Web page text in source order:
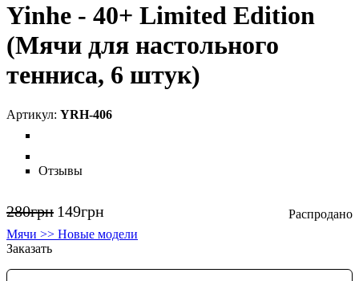
Yinhe - 40+ Limited Edition
(Мячи для настольного
тенниса, 6 штук)
YRH-406
Отзывы
280грн 149грн
Мячи >> Новые модели
Заказать